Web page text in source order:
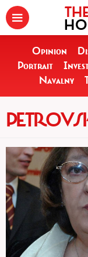
Opinion
Portrait
Navalny